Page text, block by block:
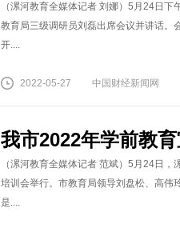
（漯河教育全媒体记者 刘娜）5月24日
教育局三级调研员刘磊出席会议并讲话。
开....
2022-05-27 中国财经新闻网
我市2022年学前教
（漯河教育全媒体记者 范斌）5月24日
培训会举行。市教育局领导刘盘松、高伟
是....